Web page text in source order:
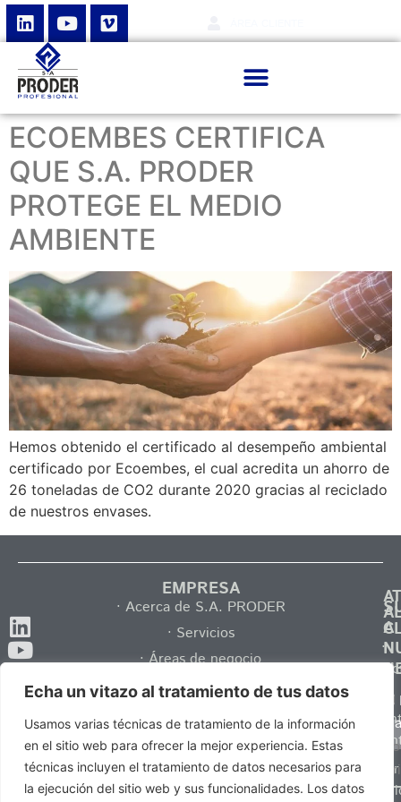
Echa un vitazo al tratamiento de tus datos
Usamos varias técnicas de tratamiento de la información
en el sitio web para ofrecer la mejor experiencia. Estas
técnicas incluyen el tratamiento de datos necesarios para
la ejecución del sitio web y sus funcionalidades. Los datos
ECOEMBES CERTIFICA
QUE S.A. PRODER
PROTEGE EL MEDIO
AMBIENTE
Hemos obtenido el certificado al desempeño ambiental
certificado por Ecoembes, el cual acredita un ahorro de
26 toneladas de CO2 durante 2020 gracias al reciclado
de nuestros envases.
+34
937
132
EMPRESA
· Acerca de S.A. PRODER
· Servicios
· Áreas de negocio
· Catálogos
· Talento
·
· Ser
A